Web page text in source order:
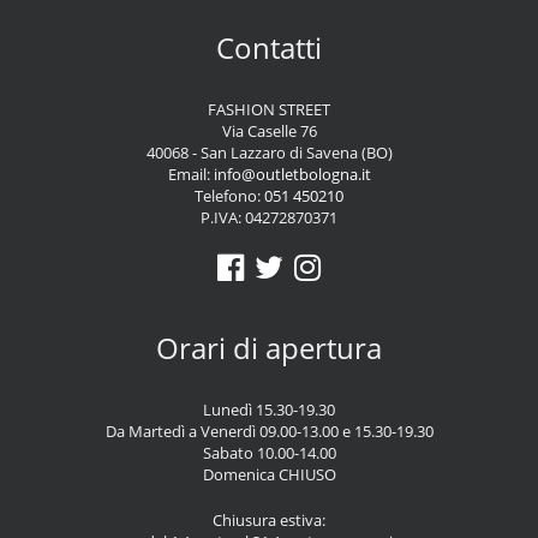
Contatti
FASHION STREET
Via Caselle 76
40068 - San Lazzaro di Savena (BO)
Email: info@outletbologna.it
Telefono:051 450210
P.IVA: 04272870371
Orari di apertura
Lunedì 15.30-19.30
Da Martedì a Venerdì 09.00-13.00 e 15.30-19.30
Sabato 10.00-14.00
Domenica CHIUSO
Chiusura estiva: